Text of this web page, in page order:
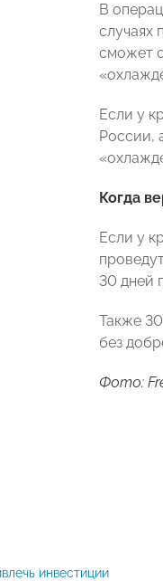
В
случаях
сможет
Если у
России,
Когда
Если у
30 дней
Также
без
Фото:
инвестиции